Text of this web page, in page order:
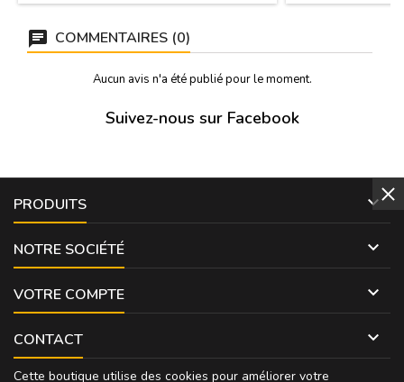
COMMENTAIRES (0)
Aucun avis n'a été publié pour le moment.
Suivez-nous sur Facebook
PRODUITS 
NOTRE SOCIÉTÉ 
VOTRE COMPTE 
CONTACT 
Cette boutique utilise des cookies pour améliorer votre